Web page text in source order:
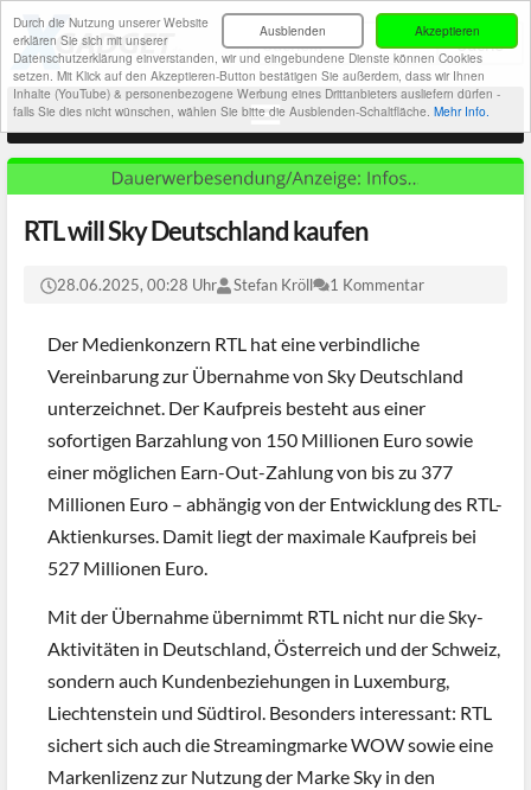
Akzeptieren
Ausblenden
Durch die Nutzung unserer Website
erklären Sie sich mit unserer
Datenschutzerklärung einverstanden, wir und eingebundene Dienste können Cookies
setzen. Mit Klick auf den Akzeptieren-Button bestätigen Sie außerdem, dass wir Ihnen
Inhalte (YouTube) & personenbezogene Werbung eines Drittanbieters ausliefern dürfen -
falls Sie dies nicht wünschen, wählen Sie bitte die Ausblenden-Schaltfläche. Mehr Info.
RTL will Sky Deutschland kaufen
28.06.2025, 00:28 Uhr Stefan Kröll 1 Kommentar
Der Medienkonzern RTL hat eine verbindliche
Vereinbarung zur Übernahme von Sky Deutschland
unterzeichnet. Der Kaufpreis besteht aus einer
sofortigen Barzahlung von 150 Millionen Euro sowie
einer möglichen Earn-Out-Zahlung von bis zu 377
Millionen Euro – abhängig von der Entwicklung des RTL-
Aktienkurses. Damit liegt der maximale Kaufpreis bei
527 Millionen Euro.
Mit der Übernahme übernimmt RTL nicht nur die Sky-
Aktivitäten in Deutschland, Österreich und der Schweiz,
sondern auch Kundenbeziehungen in Luxemburg,
Liechtenstein und Südtirol. Besonders interessant: RTL
sichert sich auch die Streamingmarke WOW sowie eine
Markenlizenz zur Nutzung der Marke Sky in den